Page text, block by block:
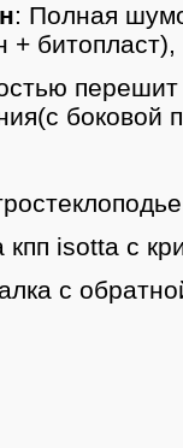
: Полная
+ битопласт),
боковой
кпп isotta с
с